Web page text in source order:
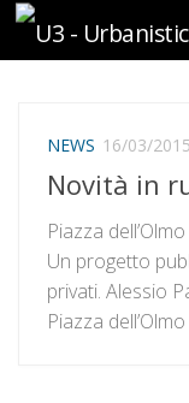
Sotto il
NEWS 16/03/2015
Novità in
Piazza
Un progetto
privati. Alessio
Piazza